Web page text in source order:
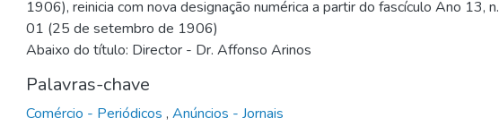
1906), reinicia com nova designação numérica a partir do fascículo Ano 13, n.
01 (25 de setembro de 1906)
Abaixo do título: Director - Dr. Affonso Arinos
Palavras-chave
Comércio - Periódicos , Anúncios - Jornais